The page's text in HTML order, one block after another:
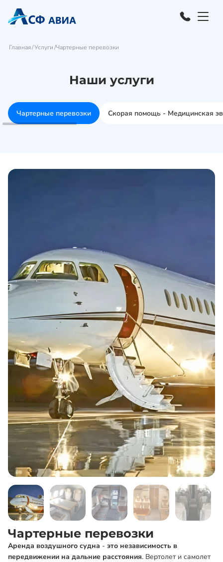
Главная Услуги Чартерные перевозки
Наши услуги
Чартерные перевозки Скорая помощь - Медицинская
Чартерные перевозки
Аренда воздушного судна - это независимость в
передвижении на дальние расстояния. Вертолет и самолет